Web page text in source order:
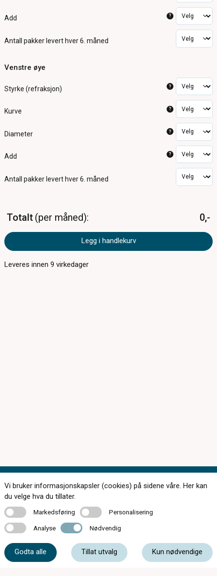
Add ?
Antall pakker levert hver 6. måned
Venstre øye
Styrke (refraksjon) ?
Kurve ?
Diameter ?
Add ?
Antall pakker levert hver 6. måned
Totalt per måned 0,-
Legg i handlekurv
Leveres innen9 virkedager
174 butikker over hele landet
Om c)optikk
Vi bruker informasjonskapsler (cookies) på sidene våre. Her kan
du velge hva du tillater.
MarkedsføringMarkedsføring PersonaliseringPersonalisering
Analyse Analyse Nødvendig Nødvendig
Godta alle Tillat utvalg Kun nødvendige